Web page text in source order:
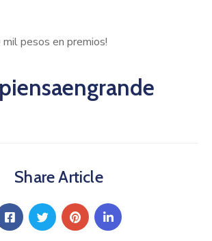
mil pesos en premios!
Share Article